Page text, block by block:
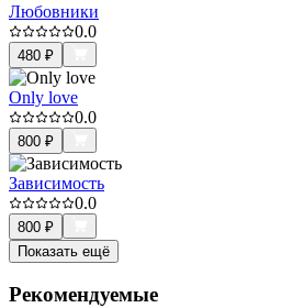
Любовники
0.0
480 ₽
Only love
0.0
800 ₽
Зависимость
0.0
800 ₽
Показать ещё
Рекомендуемые